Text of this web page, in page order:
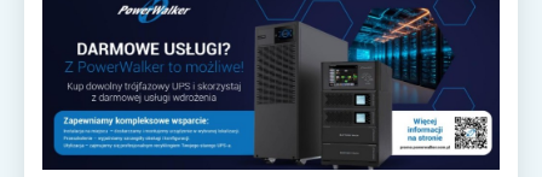
pełen wat (W) mocy dostarczonej do podłączonych
urządzeń — bez strat i zakłóceń. Dzięki temu
zasilacze idealnie sprawdzają się w środowiskach
krytycznych, gdzie niezakłócone zasilanie jest
priorytetem: serwerowniach, szpitalach, centrach